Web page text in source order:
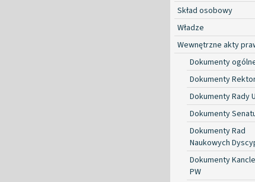
Skład osobowy
Władze
Wewnętrzne akty
Dokumenty
Dokumenty
Dokumenty Rady
Dokumenty
Dokumenty Rad
Naukowych
Dokumenty
PW